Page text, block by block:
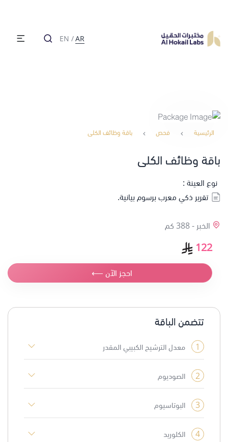
EN /AR
الرئيسية فحص باقة وظائف الكلى
باقة وظائف الكلى
نوع العينة :
تقرير ذكي معرب برسوم بيانية.
الخبر -388 كم
122
احجز الآن ⟵
تتضمن الباقة
1
2
3
4